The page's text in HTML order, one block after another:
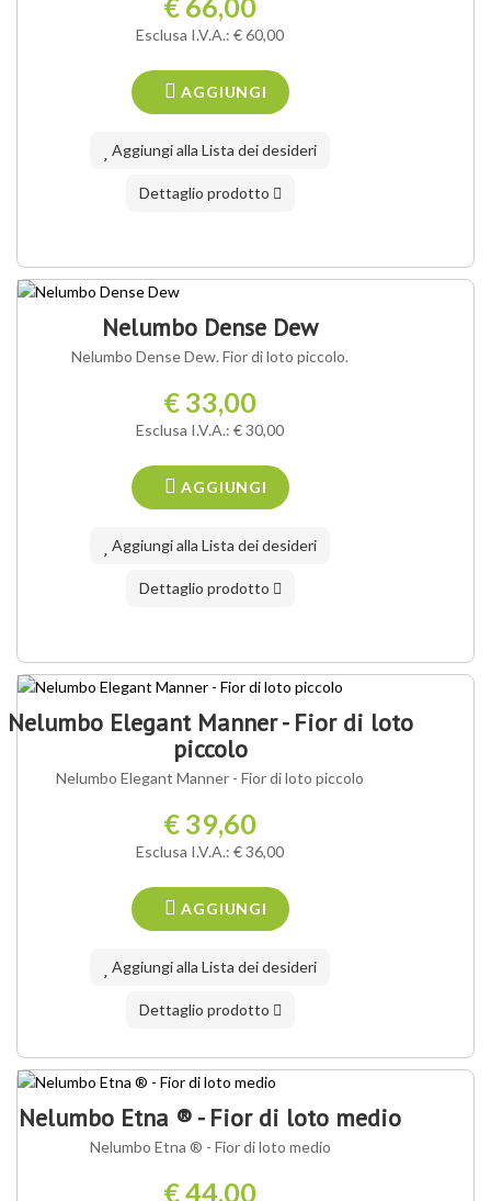
€ 66,00
Esclusa I.V.A.: € 60,00
AGGIUNGI
Aggiungi alla Lista dei desideri
Dettaglio prodotto
Nelumbo Dense Dew
Nelumbo Dense Dew. Fior di loto piccolo.
€ 33,00
Esclusa I.V.A.: € 30,00
AGGIUNGI
Aggiungi alla Lista dei desideri
Dettaglio prodotto
Nelumbo Elegant Manner - Fior di loto
piccolo
Nelumbo Elegant Manner - Fior di loto piccolo
€ 39,60
Esclusa I.V.A.: € 36,00
AGGIUNGI
Aggiungi alla Lista dei desideri
Dettaglio prodotto
NOSTRA VARIETÀ ®
Nelumbo Etna ® - Fior di loto medio
Nelumbo Etna ® - Fior di loto medio
€ 44,00